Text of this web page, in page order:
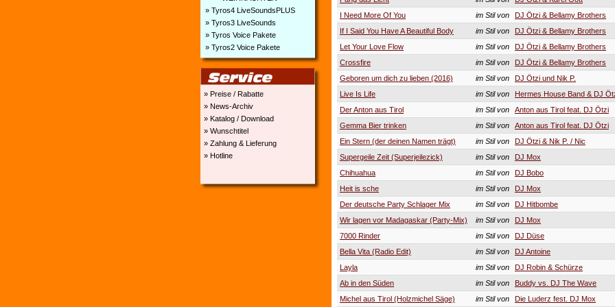
» Tyros4 LiveSoundsPLUS
» Tyros3 LiveSounds
» Tyros Voice Pakete
» Tyros2 Voice Pakete
» Preise / Rabatte
» News-Archiv
» Katalog / Download
» Wunschtitel
» Zahlung & Lieferung
» Hotline
I Need More Of You
im Stil von
DJ Ötzi & Bellamy Brothers
If I Said You Have A Beautiful Body
im Stil von
DJ Ötzi & Bellamy Brothers
Let Your Love Flow
im Stil von
DJ Ötzi & Bellamy Brothers
Crossfire
im Stil von
DJ Ötzi & Bellamy Brothers
Geboren um dich zu lieben (2016)
im Stil von
DJ Ötzi und Nik P.
Live Is Life
im Stil von
Hermes House Band & DJ
Der Anton aus Tirol
im Stil von
Anton aus Tirol feat. DJ Ötzi
Gemma Bier trinken
im Stil von
Anton aus Tirol feat. DJ Ötzi
Ein Stern (der deinen Namen trägt)
im Stil von
DJ Ötzi & Nik P. / Nic
Supergeile Zeit (Superjeilezick)
im Stil von
DJ Mox
Chihuahua
im Stil von
DJ Bobo
Heit is sche
im Stil von
DJ Mox
Der deutsche Party Schlager Mix
im Stil von
DJ Hitbombe
Wir lagen vor Madagaskar (Party-Mix)
im Stil von
DJ Mox
7000 Rinder
im Stil von
DJ Düse
Bella Vita (Radio Edit)
im Stil von
DJ Antoine
Layla
im Stil von
DJ Robin & Schürze
Ab in den Süden
im Stil von
Buddy vs. DJ The Wave
Michel aus Tirol (Holzmichel Säge)
im Stil von Die Luderz fest. DJ Mox